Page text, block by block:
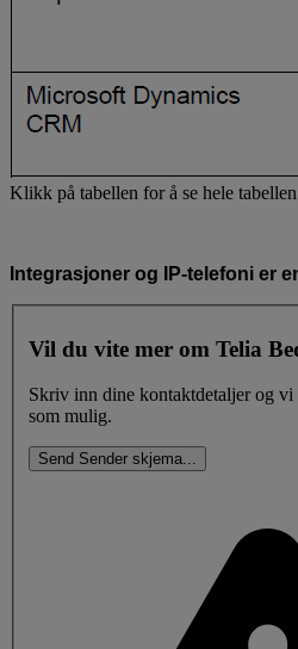
Klikk på tabellen for å se hele tabellen
Integrasjoner og IP-telefoni er
Vil du vite mer om Telia
Skriv inn dine kontaktdetaljer og vi
som mulig.
Send Sender skjema...